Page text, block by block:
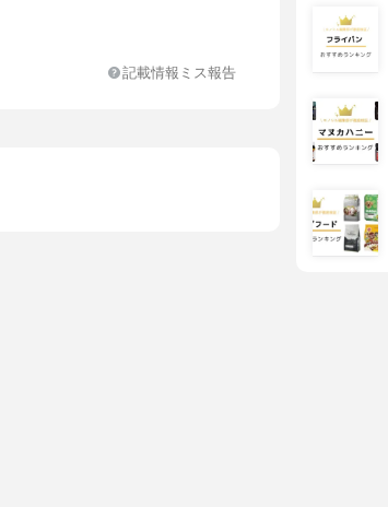
水素ナトリウム / 香味剤：香料
ベン / 薬用成分：フッ化ナトリウ
記載情報ミス報告